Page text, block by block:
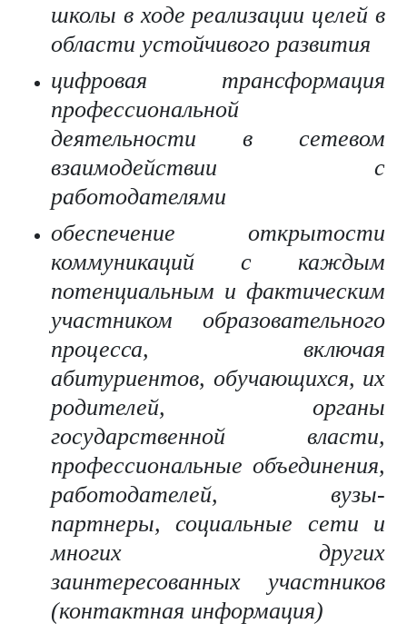
школы в ходе реализации целей в
области устойчивого развития
цифровая трансформация
профессиональной
деятельности в сетевом
взаимодействии с
работодателями
обеспечение открытости
коммуникаций с каждым
потенциальным и фактическим
участником образовательного
процесса, включая
абитуриентов, обучающихся, их
родителей, органы
государственной власти,
профессиональные объединения,
работодателей, вузы-
партнеры, социальные сети и
многих других
заинтересованных участников
(контактная информация)